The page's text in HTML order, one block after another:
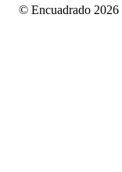
© Encuadrado 2026